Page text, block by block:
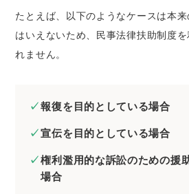
たとえば、以下のようなケースは本
はいえないため、民事法律扶助制度
れません。
報復を目的としている場合
宣伝を目的としている場合
権利濫用的な訴訟のための援
場合